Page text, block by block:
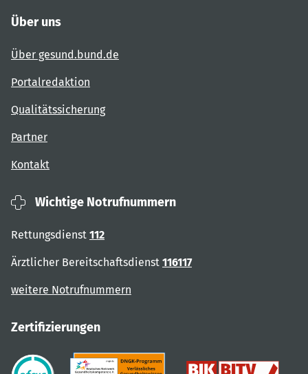
Über uns
Über gesund.bund.de
Portalredaktion
Qualitätssicherung
Partner
Kontakt
Wichtige Notrufnummern
Rettungsdienst 112
Ärztlicher Bereitschaftsdienst 116117
weitere Notrufnummern
Zertifizierungen